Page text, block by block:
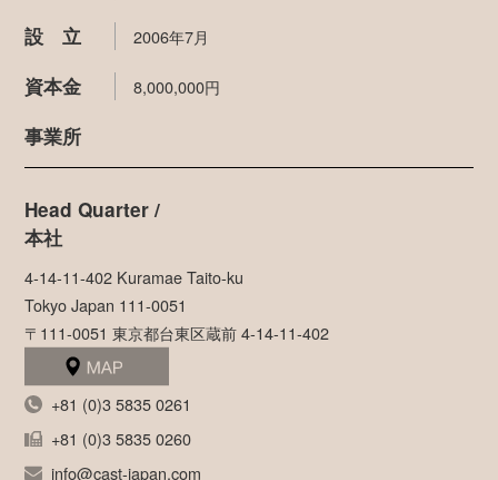
設 立 2006年7月
資本金 8,000,000円
事業所
Head Quarter /
本社
4-14-11-402 Kuramae Taito-ku
Tokyo Japan 111-0051
〒111-0051 東京都台東区蔵前 4-14-11-402
+81 (0)3 5835 0261
+81 (0)3 5835 0260
info@cast-japan.com